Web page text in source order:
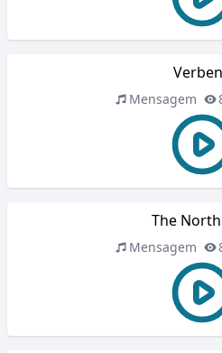
Mensagem
The
Mensagem